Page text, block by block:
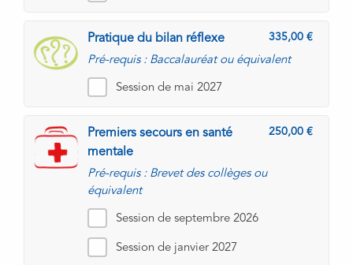
335,00
Pratique du bilan réflexe
Pré-requis : Baccalauréat ou équivalent
Session de mai 2027
250,00
Premiers secours en santé
mentale
Pré-requis : Brevet des collèges ou
équivalent
Session de septembre 2026
Session de janvier 2027